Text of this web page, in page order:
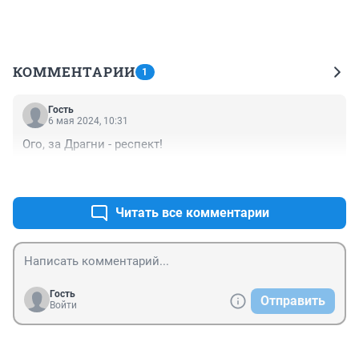
КОММЕНТАРИИ 1
Гость
6 мая 2024, 10:31
Ого, за Драгни - респект!
Читать все комментарии
Гость
Войти
Отправить